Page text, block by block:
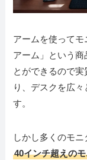
アームを使って
アーム」という商
とができるので実
り、デスクを広
す。
しかし多くのモニ
40インチ超えの